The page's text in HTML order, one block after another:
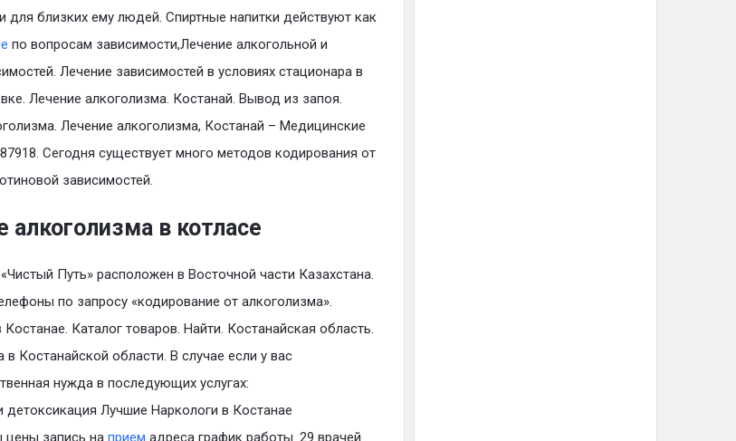
для близких ему людей. Спиртные напитки действуют как
по вопросам зависимости,Лечение алкогольной и
Лечение зависимостей в условиях стационара в
Лечение алкоголизма. Костанай. Вывод из запоя.
Лечение алкоголизма, Костанай – Медицинские
Сегодня существует много методов кодирования от
зависимостей.
алкоголизма в котласе
Путь» расположен в Восточной части Казахстана.
по запросу «кодирование от алкоголизма».
Каталог товаров. Найти. Костанайская область.
в Костанайской области. В случае если у вас
нужда в последующих услугах:
детоксикация Лучшие Наркологи в Костанае
запись на прием адреса график работы. 29 врачей